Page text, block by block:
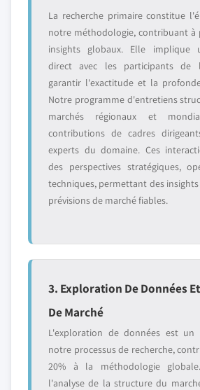
La recherche primaire constitue
notre méthodologie, contribuant à
insights globaux. Elle implique
direct avec les participants de
garantir l'exactitude et la
Notre programme d'entretiens
marchés régionaux et
contributions de cadres
experts du domaine. Ces
des perspectives stratégiques,
techniques, permettant des
prévisions de marché fiables.
3. Exploration De Données
De Marché
L'exploration de données est
notre processus de recherche,
20% à la méthodologie
l'analyse de la structure du